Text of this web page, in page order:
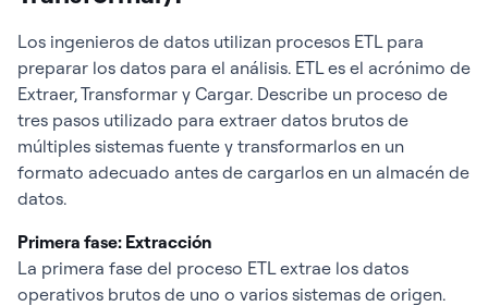
Los ingenieros de datos utilizan procesos ETL para
preparar los datos para el análisis. ETL es el acrónimo de
Extraer, Transformar y Cargar. Describe un proceso de
tres pasos utilizado para extraer datos brutos de
múltiples sistemas fuente y transformarlos en un
formato adecuado antes de cargarlos en un almacén de
datos.
Primera fase: Extracción
La primera fase del proceso ETL extrae los datos
operativos brutos de uno o varios sistemas de origen.